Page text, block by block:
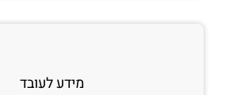
מידע לעובד